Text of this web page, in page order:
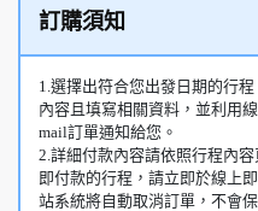
訂購須知
1.選擇出符合您出發日期的行
內容且填寫相關資料，並利用
mail訂單通知給您。
2.詳細付款內容請依照行程內
即付款的行程，請立即於線上
站系統將自動取消訂單，不會